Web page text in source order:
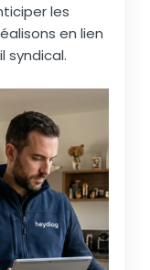
les
en lien
syndical.